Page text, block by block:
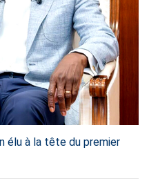
élu à la tête du premier